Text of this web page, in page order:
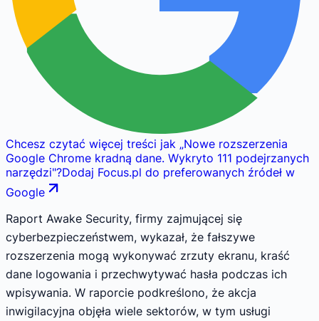
Chcesz czytać więcej treści jak „Nowe rozszerzenia
Google Chrome kradną dane. Wykryto 111 podejrzanych
narzędzi"?Dodaj Focus.pl do preferowanych źródeł w
Google
Raport Awake Security, firmy zajmującej się
cyberbezpieczeństwem, wykazał, że fałszywe
rozszerzenia mogą wykonywać zrzuty ekranu, kraść
dane logowania i przechwytywać hasła podczas ich
wpisywania. W raporcie podkreślono, że ​​akcja
inwigilacyjna objęła wiele sektorów, w tym usługi